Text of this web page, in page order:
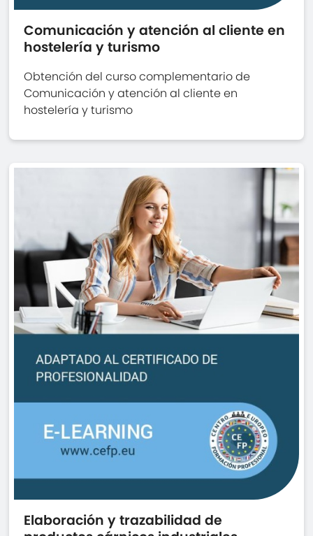
Comunicación y atención al cliente en
hostelería y turismo
Obtención del curso complementario de
Comunicación y atención al cliente en
hostelería y turismo
Elaboración y trazabilidad de